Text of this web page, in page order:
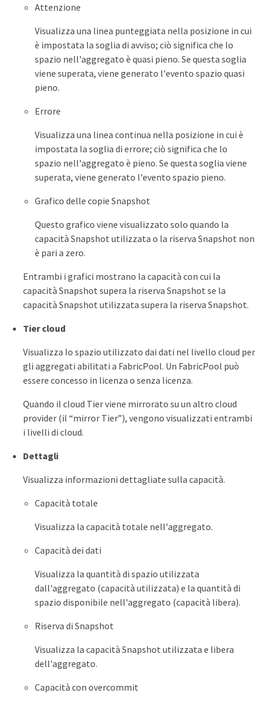
Attenzione
Visualizza una linea punteggiata nella posizione in cui
è impostata la soglia di avviso; ciò significa che lo
spazio nell'aggregato è quasi pieno. Se questa soglia
viene superata, viene generato l'evento spazio quasi
pieno.
Errore
Visualizza una linea continua nella posizione in cui è
impostata la soglia di errore; ciò significa che lo
spazio nell'aggregato è pieno. Se questa soglia viene
superata, viene generato l'evento spazio pieno.
Grafico delle copie Snapshot
Questo grafico viene visualizzato solo quando la
capacità Snapshot utilizzata o la riserva Snapshot non
è pari a zero.
Entrambi i grafici mostrano la capacità con cui la
capacità Snapshot supera la riserva Snapshot se la
capacità Snapshot utilizzata supera la riserva Snapshot.
Tier cloud
Visualizza lo spazio utilizzato dai dati nel livello cloud per
gli aggregati abilitati a FabricPool. Un FabricPool può
essere concesso in licenza o senza licenza.
Quando il cloud Tier viene mirrorato su un altro cloud
provider (il “mirror Tier”), vengono visualizzati entrambi
i livelli di cloud.
Dettagli
Visualizza informazioni dettagliate sulla capacità.
Capacità totale
Visualizza la capacità totale nell'aggregato.
Capacità dei dati
Visualizza la quantità di spazio utilizzata
dall'aggregato (capacità utilizzata) e la quantità di
spazio disponibile nell'aggregato (capacità libera).
Riserva di Snapshot
Visualizza la capacità Snapshot utilizzata e libera
dell'aggregato.
Capacità con overcommit